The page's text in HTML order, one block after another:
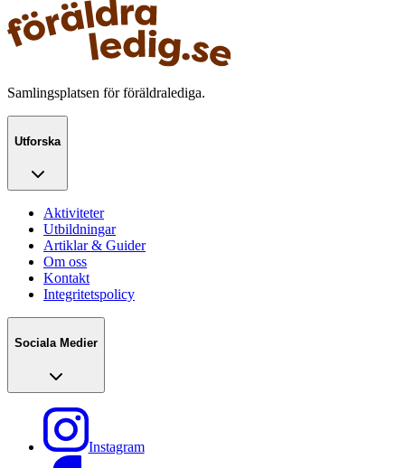
Samlingsplatsen för föräldralediga.
Utforska
Aktiviteter
Utbildningar
Artiklar & Guider
Om oss
Kontakt
Integritetspolicy
Sociala Medier
Instagram